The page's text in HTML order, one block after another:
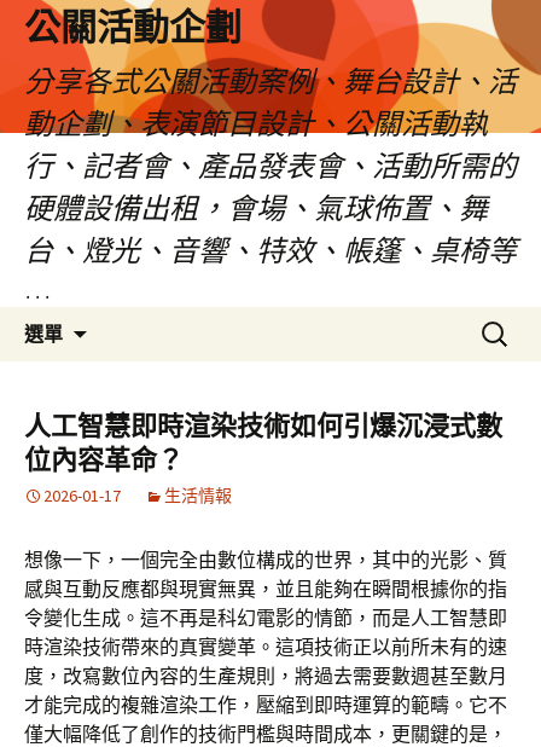
公關活動企劃
分享各式公關活動案例、舞台設計、活
動企劃、表演節目設計、公關活動執
行、記者會、產品發表會、活動所需的
硬體設備出租，會場、氣球佈置、舞
台、燈光、音響、特效、帳篷、桌椅等
…
選單
要
內
容
搜
尋
鍵
字:
人工智慧即時渲染技術如何引爆沉浸式數
位內容革命？
2026-01-17 生活情報
想像一下，一個完全由數位構成的世界，其中的光影、質
感與互動反應都與現實無異，並且能夠在瞬間根據你的指
令變化生成。這不再是科幻電影的情節，而是人工智慧即
時渲染技術帶來的真實變革。這項技術正以前所未有的速
度，改寫數位內容的生產規則，將過去需要數週甚至數月
才能完成的複雜渲染工作，壓縮到即時運算的範疇。它不
僅大幅降低了創作的技術門檻與時間成本，更關鍵的是，